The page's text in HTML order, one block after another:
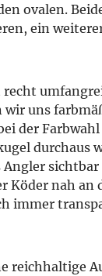
ovalen.
ein
recht
uns
der
durchaus
Angler sichtbar
Köder nah
immer
reichhaltige